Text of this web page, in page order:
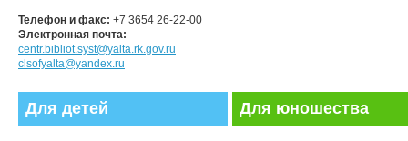
Телефон и факс: +7 3654 26-22-00
Электронная почта:
centr.bibliot.syst@yalta.rk.gov.ru
clsofyalta@yandex.ru
Для детей Для юношества